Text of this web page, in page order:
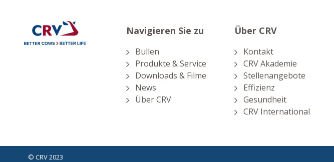
Navigieren Sie zu
Bullen
Produkte & Service
Downloads & Filme
News
Über CRV
Über CRV
Kontakt
CRV Akademie
Stellenangebote
Effizienz
Gesundheit
CRV International
© CRV 2023